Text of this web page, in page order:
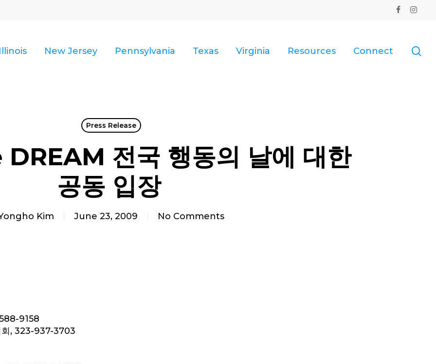
facebook
New Jersey Pennsylvania Texas Virginia Resources Connect
Press Release
전국 행동의 날에 대한
공동 입장
Kim June 23, 2009 No Comments
9158
회, 323-937-3703